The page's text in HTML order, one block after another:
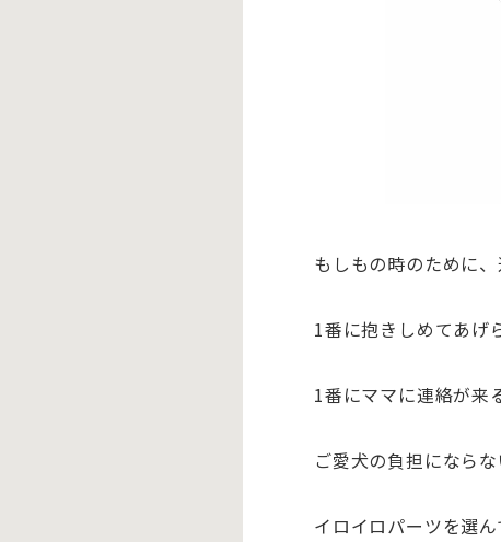
もしもの時のために
1番に抱きしめてあげ
1番にママに連絡が来
ご愛犬の負担になら
イロイロパーツを選